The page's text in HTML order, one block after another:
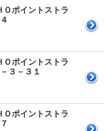
Ｏポイントストラ
Ｏポイントストラ
３－３１
Ｏポイントストラ